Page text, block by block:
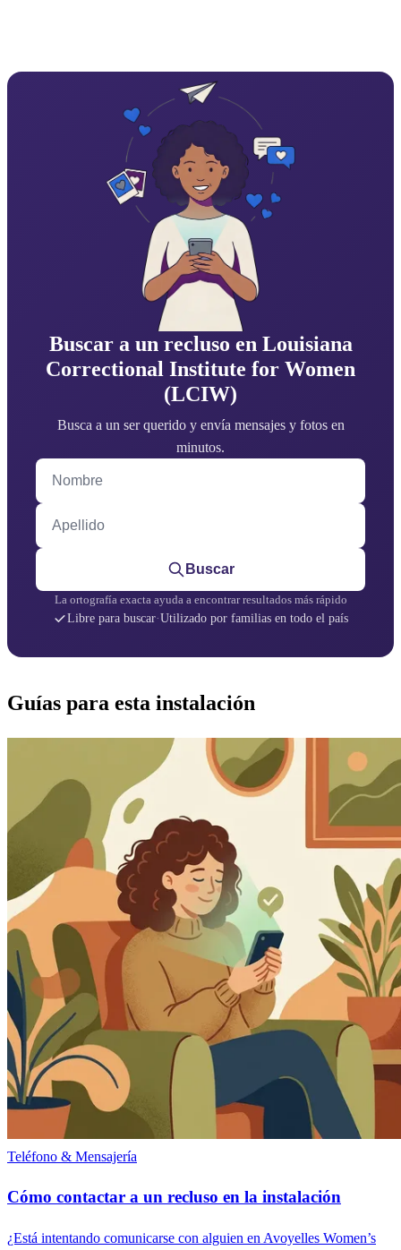
Buscar a un recluso en Louisiana
Correctional Institute for Women
(LCIW)
Busca a un ser querido y envía mensajes y fotos en
minutos.
Nombre
Apellido
Buscar
La ortografía exacta ayuda a encontrar resultados más rápido
Libre para buscar·Utilizado por familias en todo el país
Guías para esta instalación
Teléfono & Mensajería
Cómo contactar a un recluso en la instalación
¿Está intentando comunicarse con alguien en Avoyelles Women’s